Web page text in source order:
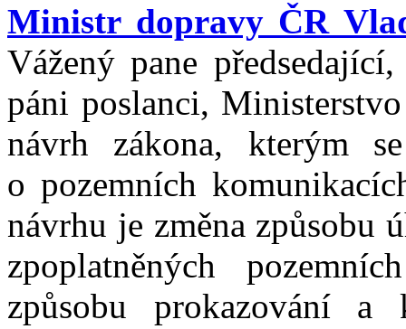
Ministr dopravy ČR
Vážený pane
páni poslanci,
návrh zákona, kterým
o pozemních
návrhu je změna způsobu
zpoplatněných
způsobu prokazování a